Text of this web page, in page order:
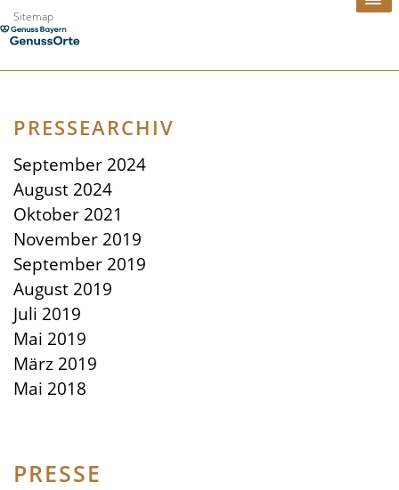
Zum
Inhalt
Sitemap
PRESSE
PRESSEARCHIV
September 2024
August 2024
Oktober 2021
November 2019
September 2019
August 2019
Juli 2019
Mai 2019
März 2019
Mai 2018